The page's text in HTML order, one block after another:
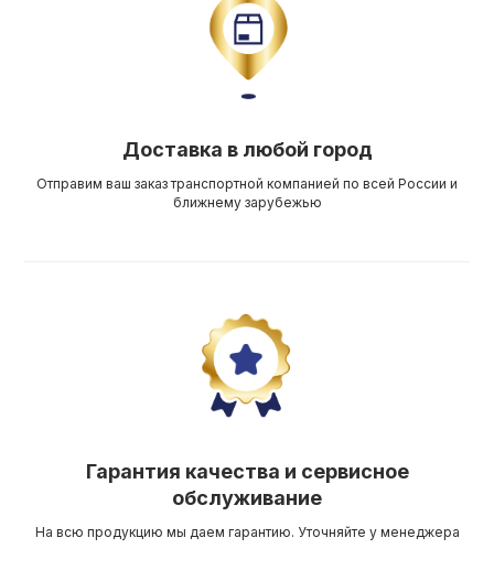
Доставка в любой город
Отправим ваш заказ транспортной компанией по всей России и
ближнему зарубежью
Гарантия качества и сервисное
обслуживание
На всю продукцию мы даем гарантию. Уточняйте у менеджера